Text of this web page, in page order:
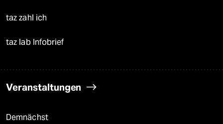
taz zahl ich
taz lab Infobrief
Veranstaltungen
Demnächst